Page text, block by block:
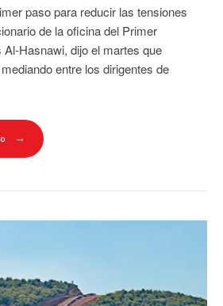
paso para reducir las tensiones
de la oficina del Primer
Hasnawi, dijo el martes que
entre los dirigentes de
→